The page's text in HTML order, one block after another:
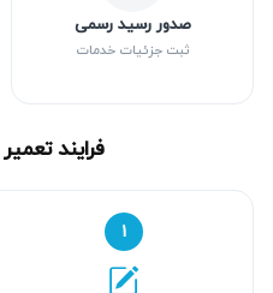
صدور رسید رسمی
ثبت جزئیات خدمات
فرایند
۱